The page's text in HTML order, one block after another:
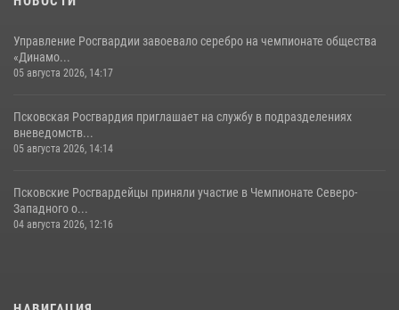
Управление Росгвардии завоевало серебро на чемпионате общества
«Динамо...
05 августа 2026, 14:17
Псковская Росгвардия приглашает на службу в подразделениях
вневедомств...
05 августа 2026, 14:14
Псковские Росгвардейцы приняли участие в Чемпионате Северо-
Западного о...
04 августа 2026, 12:16